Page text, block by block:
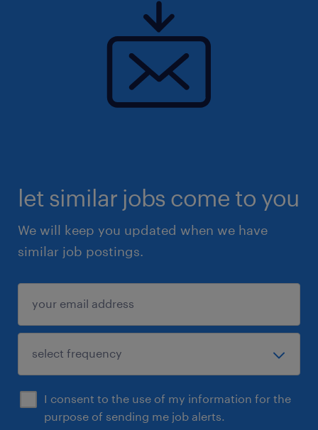
let similar jobs come to you
We will keep you updated when we have
similar job postings.
I consent to the use of my information for the
purpose of sending me job alerts.